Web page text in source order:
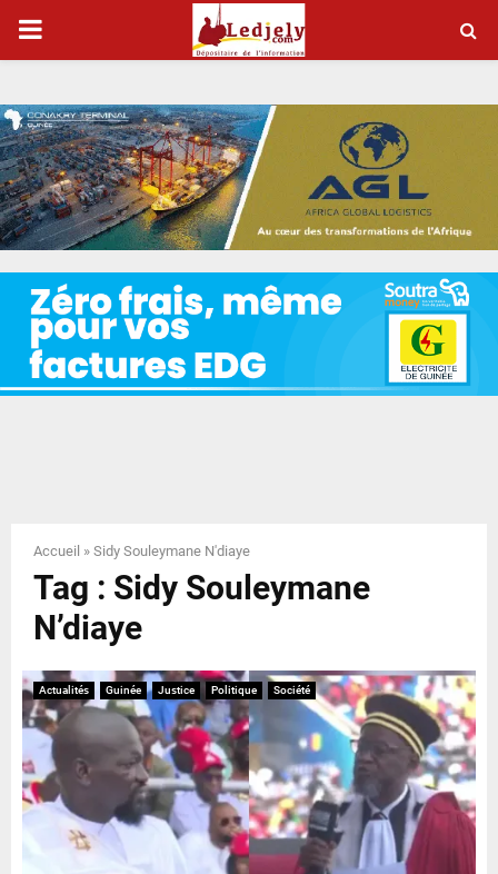
P
I
M
A
Y
N
Accueil » Sidy Souleymane N'diaye
Tag : Sidy Souleymane
N’diaye
Actualités Guinée Justice Politique Société